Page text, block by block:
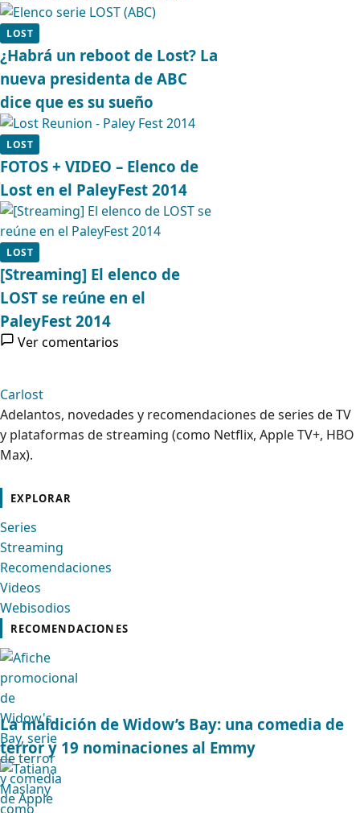
LOST
¿Habrá un reboot de Lost? La
nueva presidenta de ABC
dice que es su sueño
LOST
FOTOS + VIDEO – Elenco de
Lost en el PaleyFest 2014
LOST
[Streaming] El elenco de
LOST se reúne en el
PaleyFest 2014
Ver comentarios
Carlost
Adelantos, novedades y recomendaciones de series de TV
y plataformas de streaming (como Netflix, Apple TV+, HBO
Max).
EXPLORAR
Series
Streaming
Recomendaciones
Videos
Webisodios
RECOMENDACIONES
La maldición de Widow’s Bay: una comedia de
terror y 19 nominaciones al Emmy